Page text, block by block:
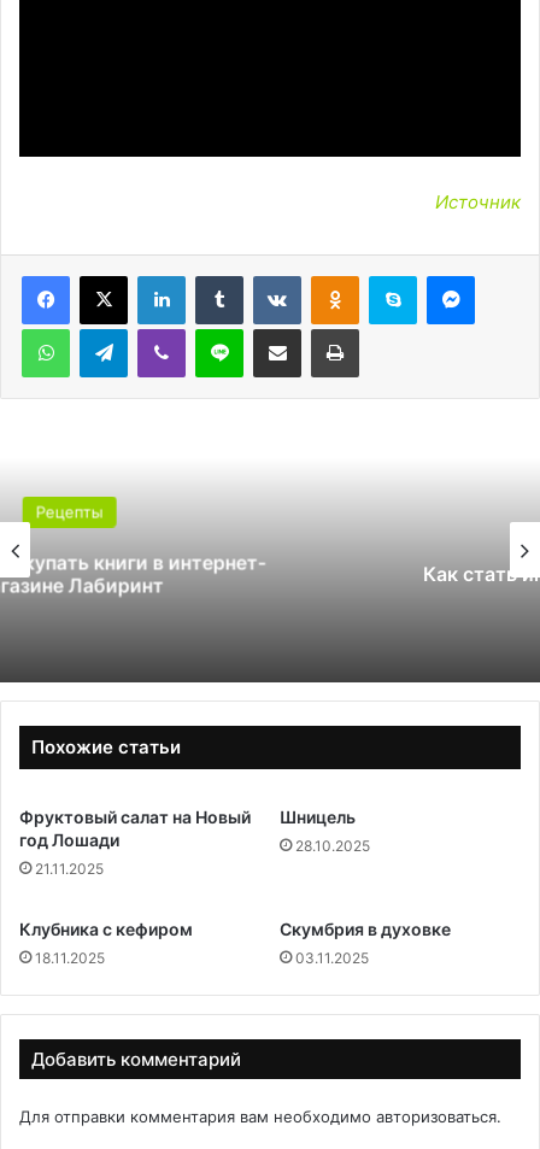
Источник
LinkedInTumblr ВконтактеОдноклассники
Skype
WhatsAppTelegramViber Line Поделиться через электронную почту Печатать
Как стать инструктором по сноуборду
Похожие статьи
Фруктовый салат на Новый
год Лошади
21.11.2025
Шницель
28.10.2025
Клубника с кефиром
18.11.2025
Скумбрия в духовке
03.11.2025
Добавить комментарий
Для отправки комментария вам необходимо авторизоваться.